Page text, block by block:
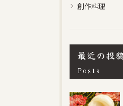
創作料理
最近の投
Posts